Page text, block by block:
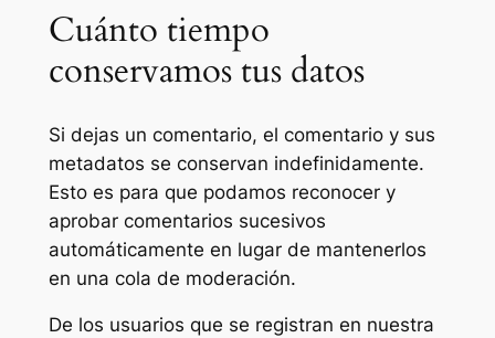
Cuánto tiempo
conservamos tus datos
Si dejas un comentario, el comentario y sus
metadatos se conservan indefinidamente.
Esto es para que podamos reconocer y
aprobar comentarios sucesivos
automáticamente en lugar de mantenerlos
en una cola de moderación.
De los usuarios que se registran en nuestra